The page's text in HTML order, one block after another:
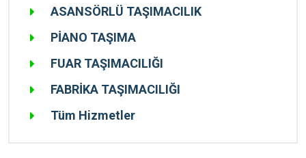
ASANSÖRLÜ TAŞIMACILIK
PİANO TAŞIMA
FUAR TAŞIMACILIĞI
FABRİKA TAŞIMACILIĞI
Tüm Hizmetler